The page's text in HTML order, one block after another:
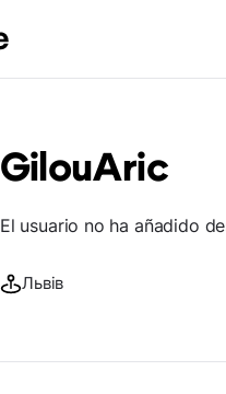
GilouAric
El usuario no ha añadido
Львів